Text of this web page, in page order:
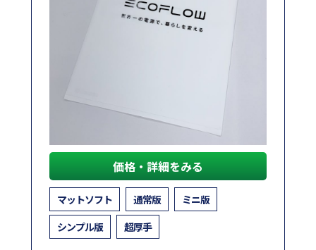
価格・詳細をみる
マットソフト 通常版
ミニ版
シンプル版
超厚手